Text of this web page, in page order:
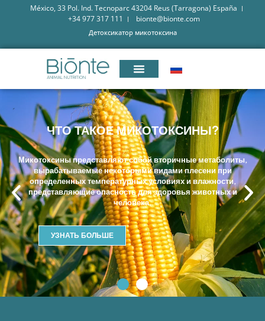
México, 33 Pol. Ind. Tecnoparc 43204 Reus (Tarragona) España
+34 977 317 111
bionte@bionte.com
Детоксикатор микотоксина
ЧТО ТАКОЕ МИКОТОКСИНЫ?
Микотоксины представляют собой вторичные метаболиты,
вырабатываемые некоторыми видами плесени при
определенных температурных условиях и влажности,
представляющие опасность для здоровья животных и
человека.
УЗНАТЬ БОЛЬШЕ